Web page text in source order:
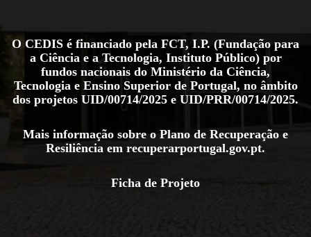
O CEDIS é financiado pela FCT, I.P. (Fundação para
a Ciência e a Tecnologia, Instituto Público) por
fundos nacionais do Ministério da Ciência,
Tecnologia e Ensino Superior de Portugal, no âmbito
dos projetos UID/00714/2025 e UID/PRR/00714/2025.
Mais informação sobre o Plano de Recuperação e
Resiliência em recuperarportugal.gov.pt.
Ficha de Projeto